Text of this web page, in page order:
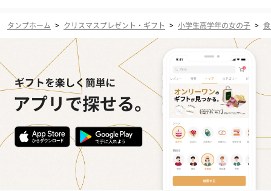
タンプホーム > クリスマスプレゼント・ギフト > 小学生高学年の女の子 >